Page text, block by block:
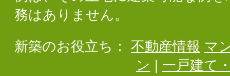
務はありません。
新築のお役立ち： 不動産情報 マ
ン
一戸建て